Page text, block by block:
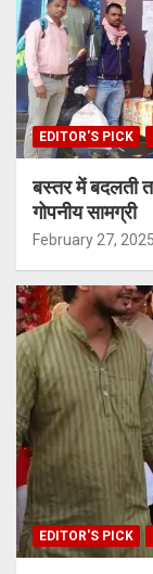
EDITOR'S PICK
बस्तर में बदलती
गोपनीय सामग्री
February 27, 2025
EDITOR'S PICK